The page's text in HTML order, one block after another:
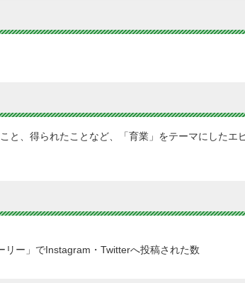
と、得られたことなど、「育業」をテーマにした
ー」でInstagram・Twitterへ投稿された数